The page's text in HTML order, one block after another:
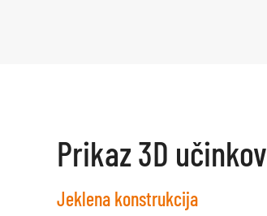
Prikaz 3D učinkov
Jeklena konstrukcija